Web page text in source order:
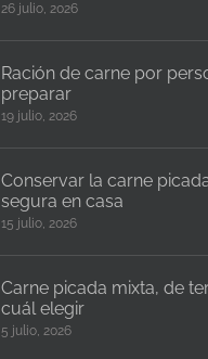
26 julio, 2026
Ración de carne por
preparar
19 julio, 2026
Conservar la carne
segura en casa
15 julio, 2026
Carne picada mixta, de
cuál elegir
5 julio, 2026